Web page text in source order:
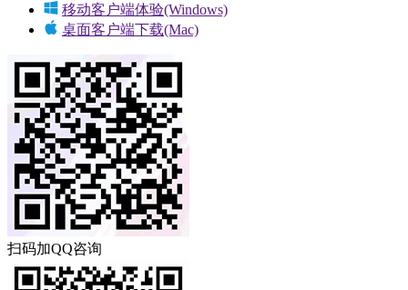
移动客户端体验(Windows)
桌面客户端下载(Mac)
扫码加QQ咨询